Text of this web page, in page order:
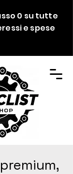
0 su tutte
e spese